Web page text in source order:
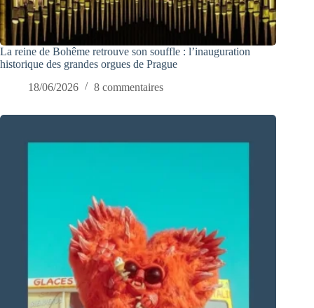
La reine de Bohême retrouve son souffle : l’inauguration
historique des grandes orgues de Prague
18/06/2026
8 commentaires